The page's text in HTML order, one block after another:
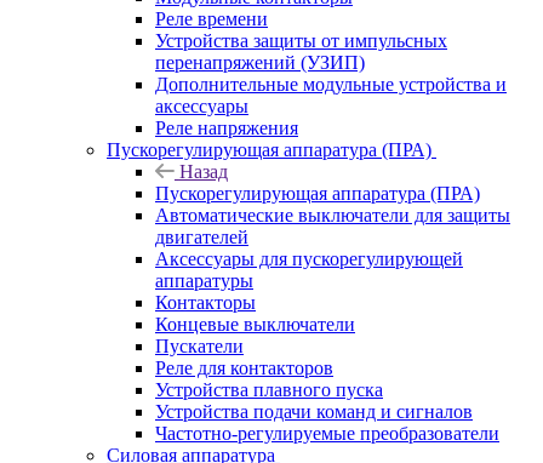
Реле времени
Устройства защиты от импульсных
перенапряжений (УЗИП)
Дополнительные модульные устройства и
аксессуары
Реле напряжения
Пускорегулирующая аппаратура (ПРА)
Назад
Пускорегулирующая аппаратура (ПРА)
Автоматические выключатели для защиты
двигателей
Аксессуары для пускорегулирующей
аппаратуры
Контакторы
Концевые выключатели
Пускатели
Реле для контакторов
Устройства плавного пуска
Устройства подачи команд и сигналов
Частотно-регулируемые преобразователи
Силовая аппаратура